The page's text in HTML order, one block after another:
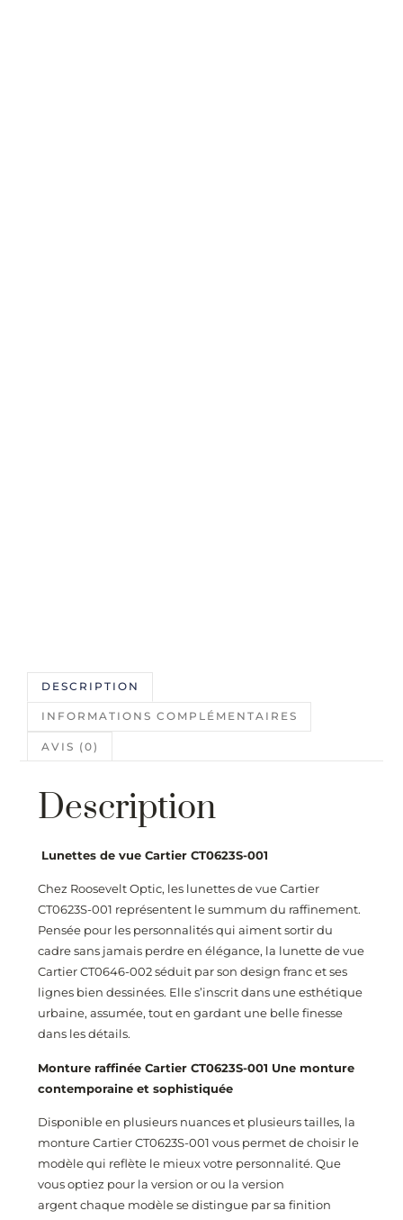
DESCRIPTION
INFORMATIONS COMPLÉMENTAIRES
AVIS (0)
Description
Lunettes de vue Cartier CT0623S-001
Chez Roosevelt Optic, les lunettes de vue Cartier
CT0623S-001 représentent le summum du raffinement.
Pensée pour les personnalités qui aiment sortir du
cadre sans jamais perdre en élégance, la lunette de vue
Cartier CT0646-002 séduit par son design franc et ses
lignes bien dessinées. Elle s’inscrit dans une esthétique
urbaine, assumée, tout en gardant une belle finesse
dans les détails.
Monture raffinée Cartier CT0623S-001 Une monture
contemporaine et sophistiquée
Disponible en plusieurs nuances et plusieurs tailles, la
monture Cartier CT0623S-001 vous permet de choisir le
modèle qui reflète le mieux votre personnalité. Que
vous optiez pour la version or ou la version
argent chaque modèle se distingue par sa finition